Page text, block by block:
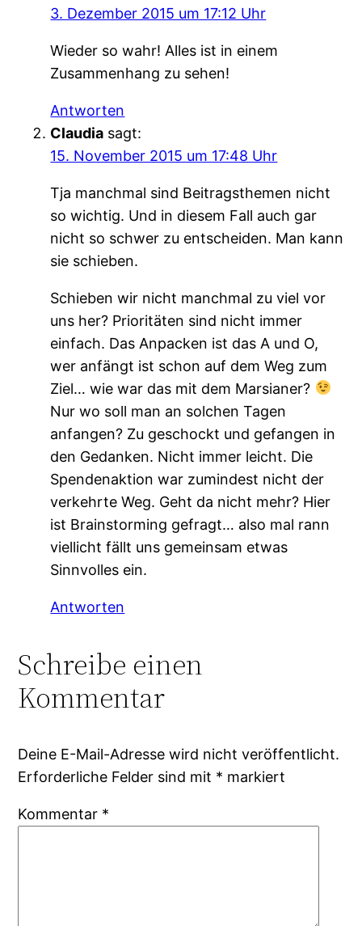
3. Dezember 2015 um 17:12 Uhr
Wieder so wahr! Alles ist in einem
Zusammenhang zu sehen!
Antworten
Claudia sagt:
15. November 2015 um 17:48 Uhr
Tja manchmal sind Beitragsthemen nicht
so wichtig. Und in diesem Fall auch gar
nicht so schwer zu entscheiden. Man kann
sie schieben.
Schieben wir nicht manchmal zu viel vor
uns her? Prioritäten sind nicht immer
einfach. Das Anpacken ist das A und O,
wer anfängt ist schon auf dem Weg zum
Ziel… wie war das mit dem Marsianer?
Nur wo soll man an solchen Tagen
anfangen? Zu geschockt und gefangen in
den Gedanken. Nicht immer leicht. Die
Spendenaktion war zumindest nicht der
verkehrte Weg. Geht da nicht mehr? Hier
ist Brainstorming gefragt… also mal rann
viellicht fällt uns gemeinsam etwas
Sinnvolles ein.
Antworten
Schreibe einen
Kommentar
Deine E-Mail-Adresse wird nicht veröffentlicht.
Erforderliche Felder sind mit * markiert
Kommentar *